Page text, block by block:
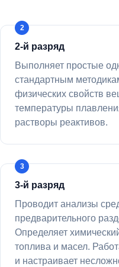
2-й разряд
Выполняет простые
стандартным
физических свойств
температуры
растворы реактивов.
3-й разряд
Проводит анализы
предварительного
Определяет
топлива и масел.
и настраивает